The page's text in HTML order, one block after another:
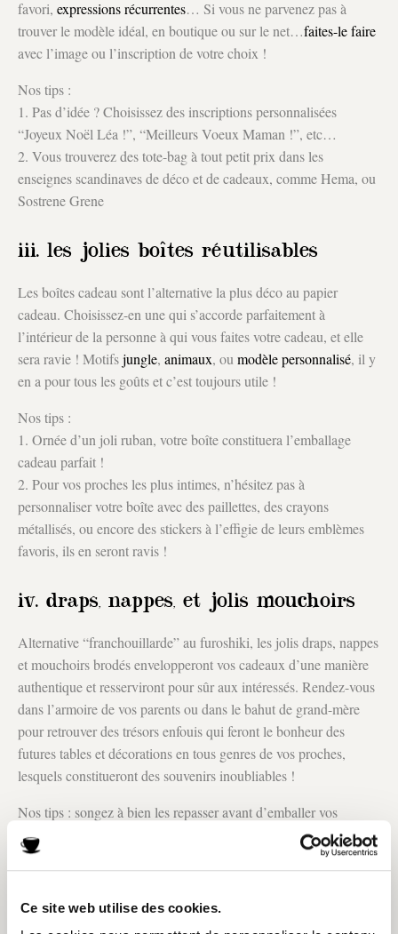
Ce site web utilise des cookies.
favori, expressions récurrentes… Si vous ne parvenez pas à
trouver le modèle idéal, en boutique ou sur le net…faites-le faire
avec l’image ou l’inscription de votre choix !
Nos tips :
1. Pas d’idée ? Choisissez des inscriptions personnalisées
“Joyeux Noël Léa !”, “Meilleurs Voeux Maman !”, etc…
2. Vous trouverez des tote-bag à tout petit prix dans les
enseignes scandinaves de déco et de cadeaux, comme Hema, ou
Sostrene Grene
iii. les jolies boîtes réutilisables
Les boîtes cadeau sont l’alternative la plus déco au papier
cadeau. Choisissez-en une qui s’accorde parfaitement à
l’intérieur de la personne à qui vous faites votre cadeau, et elle
sera ravie ! Motifsjungle, animaux, ou modèle personnalisé, il y
en a pour tous les goûts et c’est toujours utile !
Nos tips :
1. Ornée d’un joli ruban, votre boîte constituera l’emballage
cadeau parfait !
2. Pour vos proches les plus intimes, n’hésitez pas à
personnaliser votre boîte avec des paillettes, des crayons
métallisés, ou encore des stickers à l’effigie de leurs emblèmes
favoris, ils en seront ravis !
iv. draps, nappes, et jolis mouchoirs
Alternative “franchouillarde” au furoshiki, les jolis draps, nappes
et mouchoirs brodés envelopperont vos cadeaux d’une manière
authentique et resserviront pour sûr aux intéressés. Rendez-vous
dans l’armoire de vos parents ou dans le bahut de grand-mère
pour retrouver des trésors enfouis qui feront le bonheur des
futures tables et décorations en tous genres de vos proches,
lesquels constitueront des souvenirs inoubliables !
Nos tips : songez à bien les repasser avant d’emballer vos
cadeaux, et pour raviver le linge blanc, pensez au bicarbonate de
soude, à 40° ou même à 60° dans la machine à laver, qui fait de